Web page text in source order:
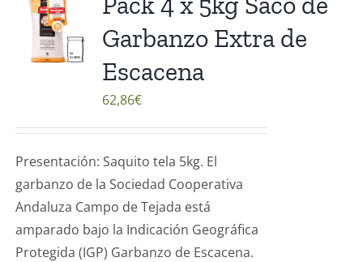
Garbanzo Extra de
Escacena
62,86€
Presentación: Saquito tela 5kg. El
garbanzo de la Sociedad Cooperativa
Andaluza Campo de Tejada está
amparado bajo la Indicación Geográfica
Protegida (IGP) Garbanzo de Escacena.